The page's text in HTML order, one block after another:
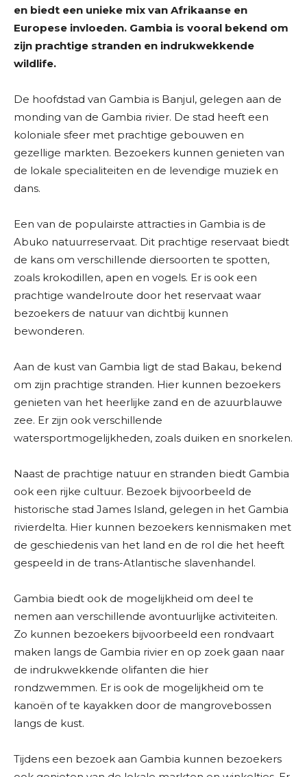
en biedt een unieke mix van Afrikaanse en
Europese invloeden. Gambia is vooral bekend om
zijn prachtige stranden en indrukwekkende
wildlife.
De hoofdstad van Gambia is Banjul, gelegen aan de
monding van de Gambia rivier. De stad heeft een
koloniale sfeer met prachtige gebouwen en
gezellige markten. Bezoekers kunnen genieten van
de lokale specialiteiten en de levendige muziek en
dans.
Een van de populairste attracties in Gambia is de
Abuko natuurreservaat. Dit prachtige reservaat biedt
de kans om verschillende diersoorten te spotten,
zoals krokodillen, apen en vogels. Er is ook een
prachtige wandelroute door het reservaat waar
bezoekers de natuur van dichtbij kunnen
bewonderen.
Aan de kust van Gambia ligt de stad Bakau, bekend
om zijn prachtige stranden. Hier kunnen bezoekers
genieten van het heerlijke zand en de azuurblauwe
zee. Er zijn ook verschillende
watersportmogelijkheden, zoals duiken en snorkelen.
Naast de prachtige natuur en stranden biedt Gambia
ook een rijke cultuur. Bezoek bijvoorbeeld de
historische stad James Island, gelegen in het Gambia
rivierdelta. Hier kunnen bezoekers kennismaken met
de geschiedenis van het land en de rol die het heeft
gespeeld in de trans-Atlantische slavenhandel.
Gambia biedt ook de mogelijkheid om deel te
nemen aan verschillende avontuurlijke activiteiten.
Zo kunnen bezoekers bijvoorbeeld een rondvaart
maken langs de Gambia rivier en op zoek gaan naar
de indrukwekkende olifanten die hier
rondzwemmen. Er is ook de mogelijkheid om te
kanoën of te kayakken door de mangrovebossen
langs de kust.
Tijdens een bezoek aan Gambia kunnen bezoekers